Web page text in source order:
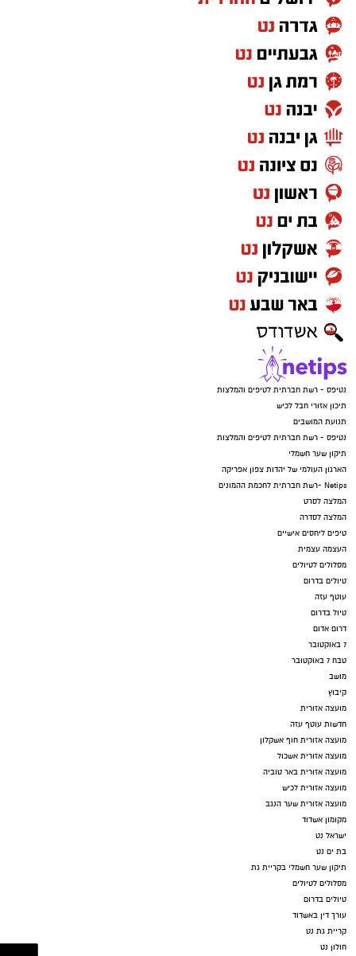
נטיפס - רשת חברתית לטיפים והמלצות
תיכון אזורי חבל לכיש
תנועת המושבים
נטיפס - רשת חברתית לטיפים והמלצות
תיקון שער חשמלי
הארגון העולמי של יהדות צפון אפריקה
Netips -רשת חברתית לחכמת ההמונים
המלצה לסרט
המלצה לסדרה
טיפים ליחסים אישיים
העצמה עצמית
מסלולים לטיולים
טיולים בדרום
עוטף עזה
טיול בדרום
דרום אדום
7 באוקטובר
טבח 7 באוקטובר
מושב
קיבוץ
מועצה אזורית
חדשות עוטף עזה
מועצה אזורית חוף אשקלון
מועצה אזורית אשכול
מועצה אזורית באר טוביה
מועצה אזורית לכיש
מועצה אזורית שער הנגב
מקומון אשדוד
ישראל נט
בת ים נט
תיקון שער חשמלי בקריית גת
מסלולים לטיולים
טיולים בדרום
עורך דין באשדוד
קריית גת נט
חולון נט